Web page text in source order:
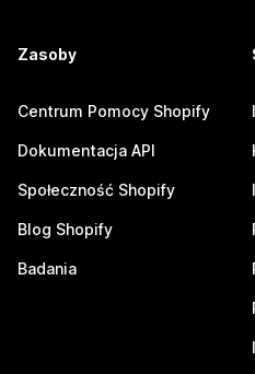
Zasoby
Centrum Pomocy Shopify
Dokumentacja API
Społeczność Shopify
Blog Shopify
Badania